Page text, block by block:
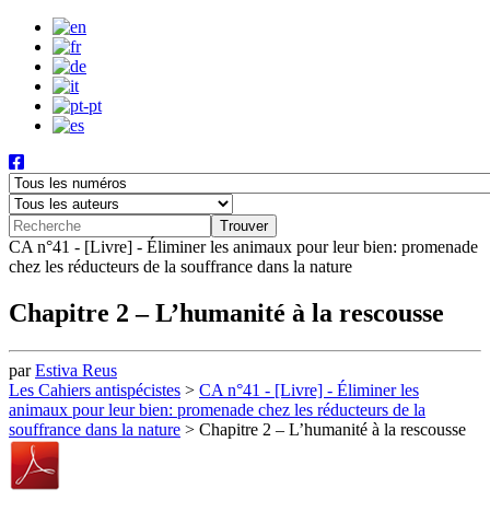
CA n°41 - [Livre] - Éliminer les animaux pour leur bien: promenade
chez les réducteurs de la souffrance dans la nature
Chapitre 2 – L’humanité à la rescousse
parEstiva Reus
Les Cahiers antispécistes > CA n°41 - [Livre] - Éliminer les
animaux pour leur bien: promenade chez les réducteurs de la
souffrance dans la nature > Chapitre 2 – L’humanité à la rescousse